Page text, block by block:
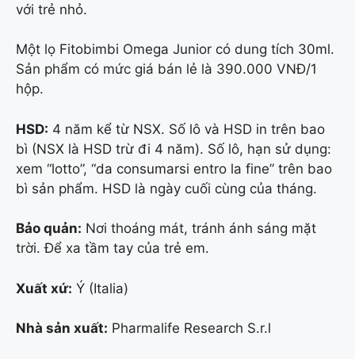
với trẻ nhỏ.
Một lọ Fitobimbi Omega Junior có dung tích 30ml.
Sản phẩm có mức giá bán lẻ là 390.000 VNĐ/1
hộp.
HSD: 4 năm kể từ NSX. Số lô và HSD in trên bao
bì (NSX là HSD trừ đi 4 năm). Số lô, hạn sử dụng:
xem “lotto”, “da consumarsi entro la fine” trên bao
bì sản phẩm. HSD là ngày cuối cùng của tháng.
Bảo quản: Nơi thoáng mát, tránh ánh sáng mặt
trời. Để xa tầm tay của trẻ em.
Xuất xứ: Ý (Italia)
Nhà sản xuất: Pharmalife Research S.r.l